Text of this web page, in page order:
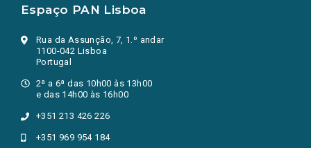
Espaço PAN Lisboa
Rua da Assunção, 7, 1.º andar
1100-042 Lisboa
Portugal
2ª a 6ª das 10h00 às 13h00
e das 14h00 às 16h00
+351 213 426 226
+351 969 954 184